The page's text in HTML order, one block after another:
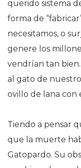
querido sistema
forma de
necesitamos, o
genere los
vendrían tan
al gato de
ovillo de lana con
Tiendo a pensar
que la muerte
Gatopardo. Su